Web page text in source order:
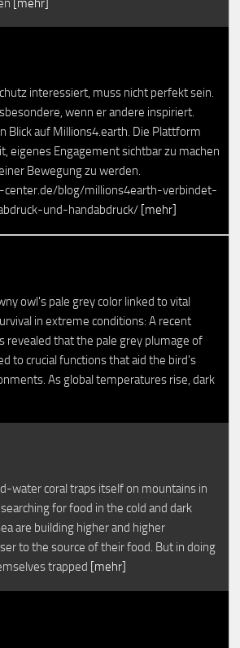
interessiert, muss nicht perfekt sein.
wenn er andere inspiriert.
Blick auf Millions4.earth. Die Plattform
eigenes Engagement sichtbar zu machen
Bewegung zu werden.
blog/millions4earth-verbindet-
und-handabdruck/ [mehr]
owl's pale grey color linked to vital
in extreme conditions: A recent
revealed that the pale grey plumage of
to crucial functions that aid the bird's
As global temperatures rise, dark
water coral traps itself on mountains in
for food in the cold and dark
are building higher and higher
to the source of their food. But in doing
trapped [mehr]